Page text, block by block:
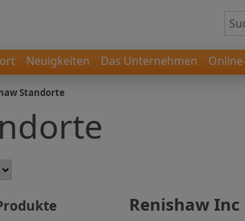
Neuigkeiten Das Unternehmen
Standorte
Renishaw Inc